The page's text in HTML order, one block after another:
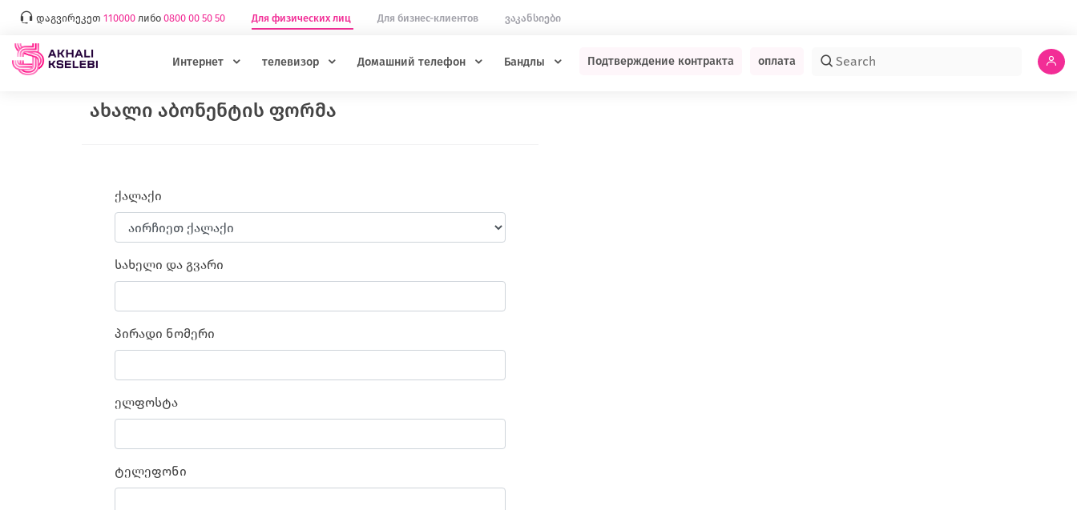
დაგვირეკეთ 110000 либо 0800 00 50 50 Для физических лиц Для бизнес-клиентов ვაკანსიები
Интернет телевизор Домашний телефон Бандлы Подтверждение контракта оплата
ახალი აბონენტის ფორმა
ქალაქი
სახელი და გვარი
პირადი ნომერი
ელფოსტა
ტელეფონი